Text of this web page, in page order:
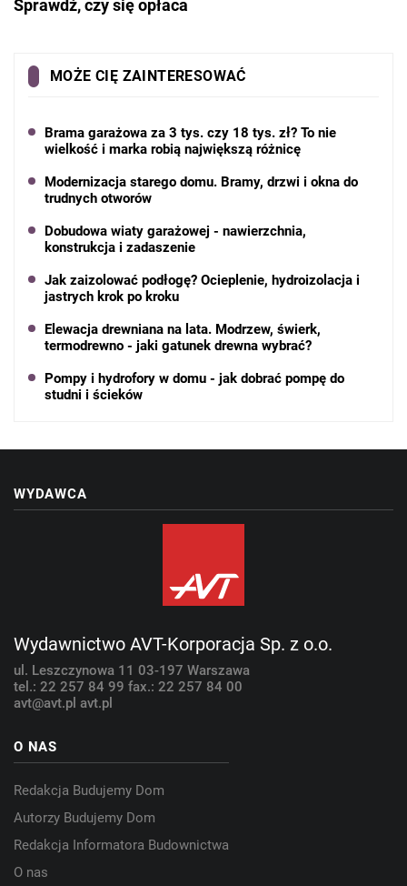
Sprawdź, czy się opłaca
MOŻE CIĘ ZAINTERESOWAĆ
Brama garażowa za 3 tys. czy 18 tys. zł? To nie
wielkość i marka robią największą różnicę
Modernizacja starego domu. Bramy, drzwi i okna do
trudnych otworów
Dobudowa wiaty garażowej - nawierzchnia,
konstrukcja i zadaszenie
Jak zaizolować podłogę? Ocieplenie, hydroizolacja i
jastrych krok po kroku
Elewacja drewniana na lata. Modrzew, świerk,
termodrewno - jaki gatunek drewna wybrać?
Pompy i hydrofory w domu - jak dobrać pompę do
studni i ścieków
WYDAWCA
Wydawnictwo AVT-Korporacja Sp. z o.o.
ul. Leszczynowa 11 03-197 Warszawa
tel.: 22 257 84 99 fax.: 22 257 84 00
avt@avt.pl avt.pl
O NAS
Redakcja Budujemy Dom
Autorzy Budujemy Dom
Redakcja Informatora Budownictwa
O nas